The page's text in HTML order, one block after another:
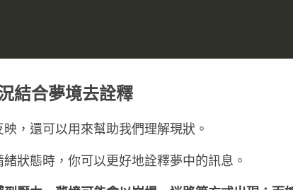
結合夢境去詮釋
，還可以用來幫助我們理解現狀。
狀態時，你可以更好地詮釋夢中的訊息。